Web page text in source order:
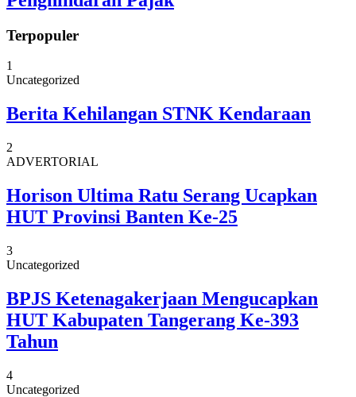
Terpopuler
1
Uncategorized
Berita Kehilangan STNK Kendaraan
2
ADVERTORIAL
Horison Ultima Ratu Serang Ucapkan
HUT Provinsi Banten Ke-25
3
Uncategorized
BPJS Ketenagakerjaan Mengucapkan
HUT Kabupaten Tangerang Ke-393
Tahun
4
Uncategorized